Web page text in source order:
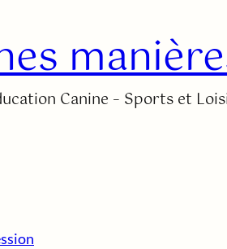
Canine – Sports et